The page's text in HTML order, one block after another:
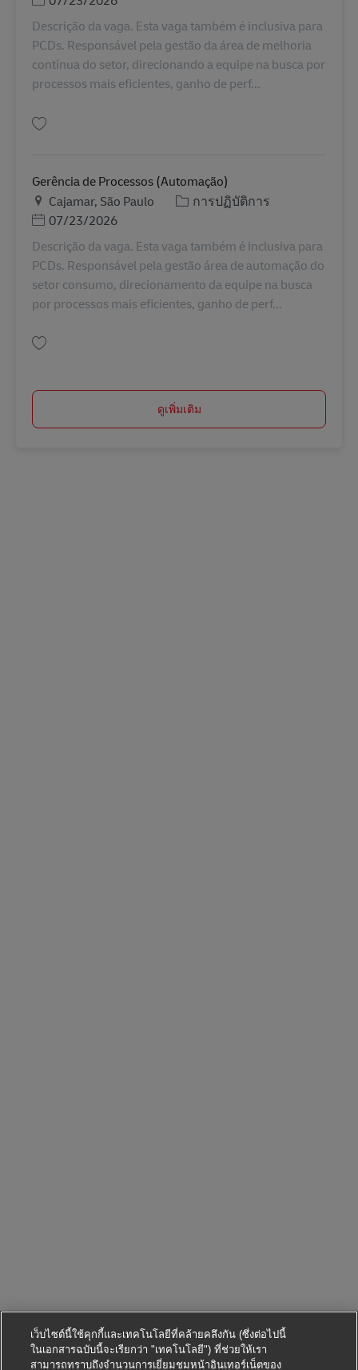
Descrição da vaga. Esta vaga também é inclusiva para
PCDs. Responsável pela gestão da área de melhoria
contínua do setor, direcionando a equipe na busca por
processos mais eficientes, ganho de perf...
Gerência de Processos (Automação)
สถานที่
Cajamar, São Paulo หมวดหมู่
การปฏิบัติการ
Posted Date
07/23/2026
Descrição da vaga. Esta vaga também é inclusiva para
PCDs. Responsável pela gestão área de automação do
setor consumo, direcionamento da equipe na busca
por processos mais eficientes, ganho de perf...
ดูเพิ่มเติม
เว็บไซต์นี้ใช้คุกกี้และเทคโนโลยีที่คล้ายคลึงกัน (ซึ่งต่อไปนี้
ในเอกสารฉบับนี้จะเรียกว่า "เทคโนโลยี") ที่ช่วยให้เรา
สามารถทราบถึงจำนวนการเยี่ยมชมหน้าอินเทอร์เน็ตของ